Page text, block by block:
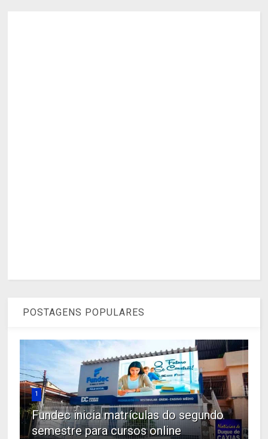
POSTAGENS POPULARES
1
Fundec inicia matrículas do segundo
semestre para cursos online